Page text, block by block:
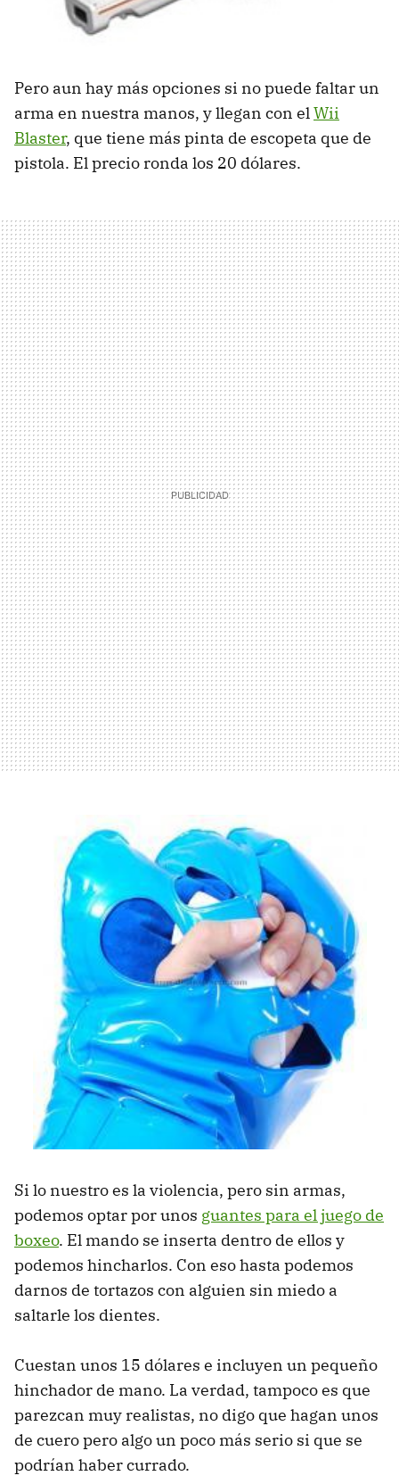
Pero aun hay más opciones si no puede faltar un
arma en nuestra manos, y llegan con elWii
Blaster, que tiene más pinta de escopeta que de
pistola. El precio ronda los 20 dólares.
Si lo nuestro es la violencia, pero sin armas,
podemos optar por unos guantes para el juego de
boxeo. El mando se inserta dentro de ellos y
podemos hincharlos. Con eso hasta podemos
darnos de tortazos con alguien sin miedo a
saltarle los dientes.
Cuestan unos 15 dólares e incluyen un pequeño
hinchador de mano. La verdad, tampoco es que
parezcan muy realistas, no digo que hagan unos
de cuero pero algo un poco más serio si que se
podrían haber currado.